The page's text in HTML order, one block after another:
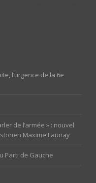
l’urgence de la 6e
de l’armée » : nouvel
Maxime Launay
Parti de Gauche